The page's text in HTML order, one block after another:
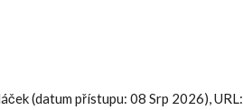
(datum přístupu: 08 Srp 2026), URL: